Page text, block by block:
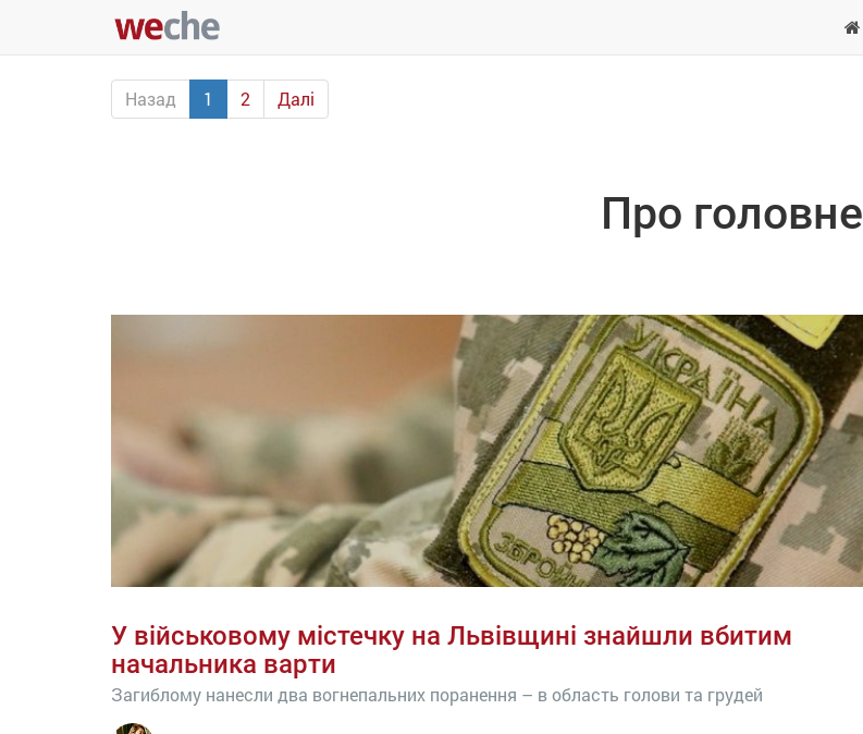
Назад 1 2 Далі
Про головне
У військовому містечку на Львівщині знайшли вбитим
начальника варти
Загиблому нанесли два вогнепальних поранення – в область голови та грудей